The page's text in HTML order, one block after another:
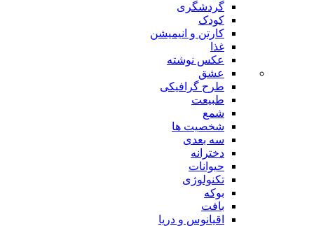
گردشگری
کودک
کارتن و انیمیشن
غذا
عکس نوشته
عشق
طرح گرافیکی
طبیعت
شمع
شخصیت ها
سه بعدی
دخترانه
حیوانات
تکنولوژی
بوکه
بافت
اقیانوس و دریا